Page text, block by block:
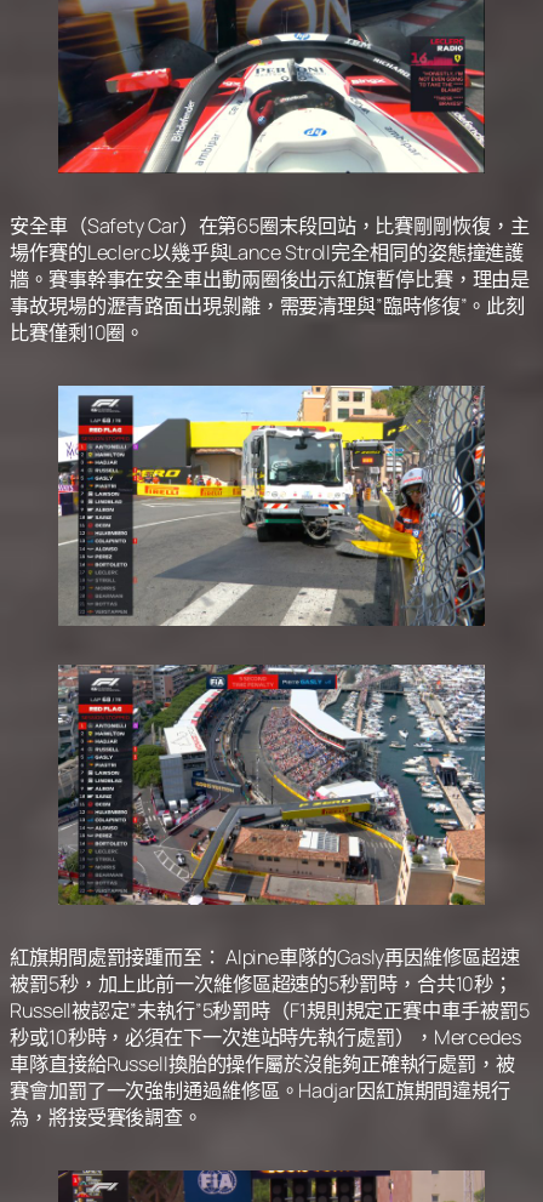
安全車（Safety Car）在第65圈末段回站，比賽剛剛恢復，主
場作賽的Leclerc以幾乎與Lance Stroll完全相同的姿態撞進護
牆。賽事幹事在安全車出動兩圈後出示紅旗暫停比賽，理由是
事故現場的瀝青路面出現剝離，需要清理與”臨時修復”。此刻
比賽僅剩10圈。
紅旗期間處罰接踵而至： Alpine車隊的Gasly再因維修區超速
被罰5秒，加上此前一次維修區超速的5秒罰時，合共10秒；
Russell被認定”未執行”5秒罰時（F1規則規定正賽中車手被罰5
秒或10秒時，必須在下一次進站時先執行處罰），Mercedes
車隊直接給Russell換胎的操作屬於沒能夠正確執行處罰，被
賽會加罰了一次強制通過維修區。Hadjar因紅旗期間違規行
為，將接受賽後調查。